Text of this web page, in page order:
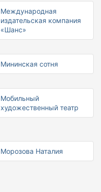
Международная
издательская компания
«Шанс»
Мининская сотня
Мобильный
художественный театр
Морозова Наталия